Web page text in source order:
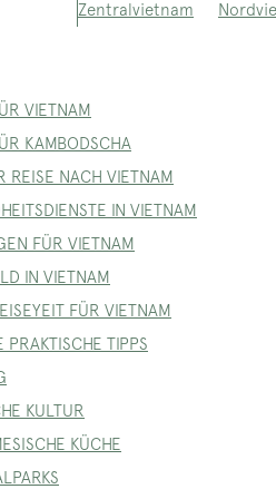
Zentralvietnam
VIETNAM
KAMBODSCHA
REISE NACH VIETNAM
IN VIETNAM
FÜR VIETNAM
IN VIETNAM
FÜR VIETNAM
PRAKTISCHE TIPPS
KULTUR
KÜCHE